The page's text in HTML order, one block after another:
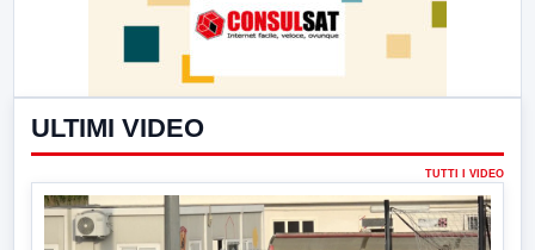
ULTIMI VIDEO
TUTTI I VIDEO